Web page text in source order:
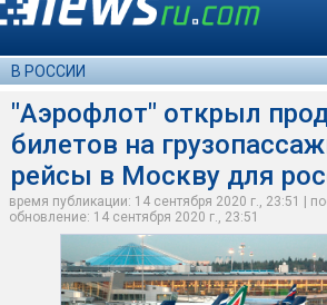
В РОССИИ
"Аэрофлот" открыл
билетов на
рейсы в Москву для
время публикации: 14 сентября 2020 г., 23:51 |
обновление: 14 сентября 2020 г., 23:51